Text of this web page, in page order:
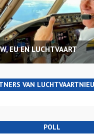
EU EN LUCHTVAART
VAN
POLL